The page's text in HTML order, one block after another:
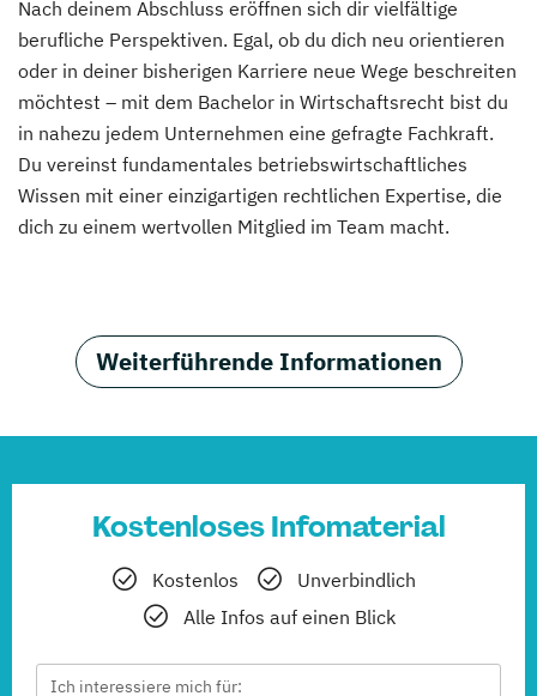
Nach deinem Abschluss eröffnen sich dir vielfältige
berufliche Perspektiven. Egal, ob du dich neu orientieren
oder in deiner bisherigen Karriere neue Wege beschreiten
möchtest – mit dem Bachelor in Wirtschaftsrecht bist du
in nahezu jedem Unternehmen eine gefragte Fachkraft.
Du vereinst fundamentales betriebswirtschaftliches
Wissen mit einer einzigartigen rechtlichen Expertise, die
dich zu einem wertvollen Mitglied im Team macht.
Weiterführende Informationen
Kostenloses Infomaterial
Kostenlos
Unverbindlich
Alle Infos auf einen Blick
Ich interessiere mich für: